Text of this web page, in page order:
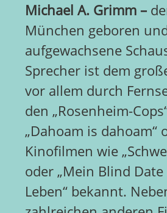
Michael A. Grimm –
München geboren
aufgewachsene
Sprecher ist dem
vor allem durch
den „Rosenheim-
„Dahoam is dahoam“
Kinofilmen wie
oder „Mein Blind
Leben“ bekannt.